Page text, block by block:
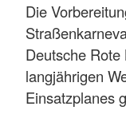
Die
Deutsche
langjährigen
Einsatzplanes